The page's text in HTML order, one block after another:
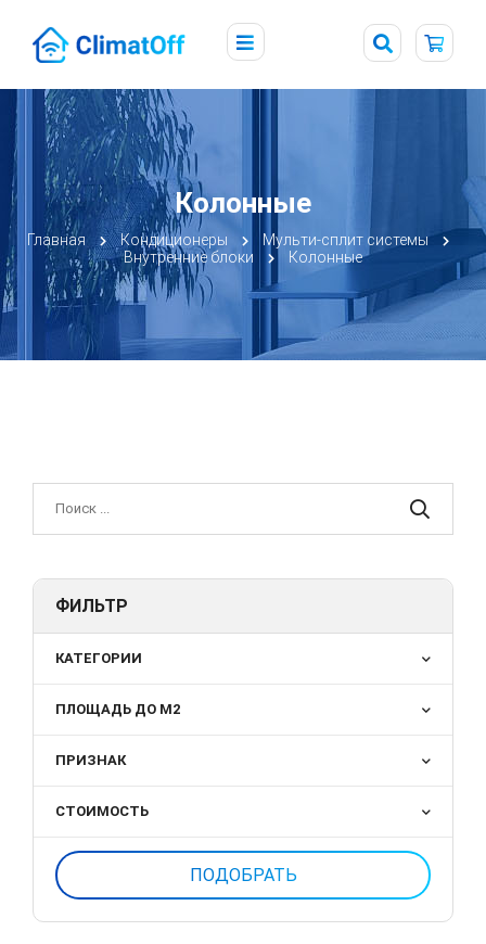
Колонные
Главная Кондиционеры
Мульти-сплит системы
Внутренние блоки
Колонные
ФИЛЬТР
КАТЕГОРИИ
ПЛОЩАДЬ ДО М2
ПРИЗНАК
СТОИМОСТЬ